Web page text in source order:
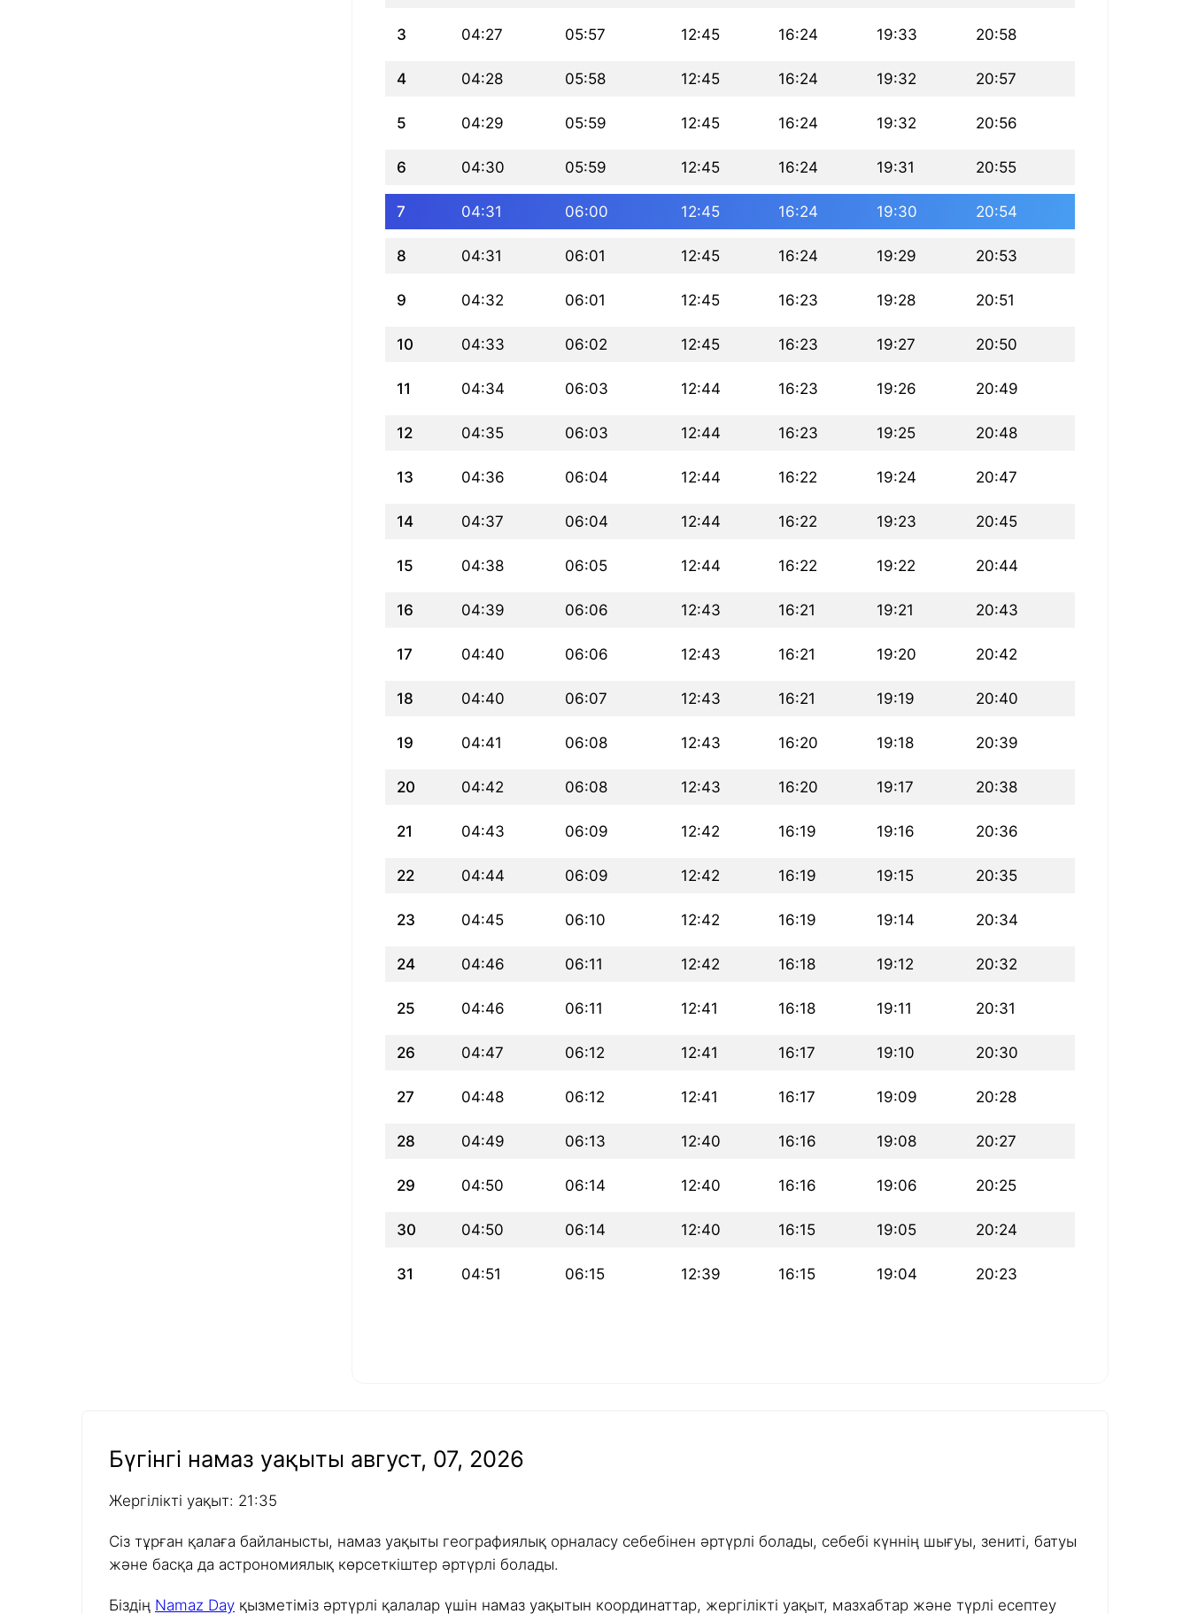
3 04:27 05:57 12:45 16:24 19:33 20:58
4 04:28 05:58 12:45 16:24 19:32 20:57
5 04:29 05:59 12:45 16:24 19:32 20:56
6 04:30 05:59 12:45 16:24 19:31 20:55
7 04:31 06:00 12:45 16:24 19:30 20:54
8 04:31 06:01 12:45 16:24 19:29 20:53
9 04:32 06:01 12:45 16:23 19:28 20:51
10 04:33 06:02 12:45 16:23 19:27 20:50
11 04:34 06:03 12:44 16:23 19:26 20:49
12 04:35 06:03 12:44 16:23 19:25 20:48
13 04:36 06:04 12:44 16:22 19:24 20:47
14 04:37 06:04 12:44 16:22 19:23 20:45
15 04:38 06:05 12:44 16:22 19:22 20:44
16 04:39 06:06 12:43 16:21 19:21 20:43
17 04:40 06:06 12:43 16:21 19:20 20:42
18 04:40 06:07 12:43 16:21 19:19 20:40
19 04:41 06:08 12:43 16:20 19:18 20:39
20 04:42 06:08 12:43 16:20 19:17 20:38
21 04:43 06:09 12:42 16:19 19:16 20:36
22 04:44 06:09 12:42 16:19 19:15 20:35
23 04:45 06:10 12:42 16:19 19:14 20:34
24 04:46 06:11 12:42 16:18 19:12 20:32
25 04:46 06:11 12:41 16:18 19:11 20:31
26 04:47 06:12 12:41 16:17 19:10 20:30
27 04:48 06:12 12:41 16:17 19:09 20:28
28 04:49 06:13 12:40 16:16 19:08 20:27
29 04:50 06:14 12:40 16:16 19:06 20:25
30 04:50 06:14 12:40 16:15 19:05 20:24
31 04:51 06:15 12:39 16:15 19:04 20:23
Бүгінгі намаз уақыты август, 07, 2026
Жергілікті уақыт: 21:35
Сіз тұрған қалаға байланысты, намаз уақыты географиялық орналасу себебінен әртүрлі болады, себебі күннің шығуы, зениті, батуы
және басқа да астрономиялық көрсеткіштер әртүрлі болады.
Біздің Namaz Day қызметіміз әртүрлі қалалар үшін намаз уақытын координаттар, жергілікті уақыт, мазхабтар және түрлі есептеу